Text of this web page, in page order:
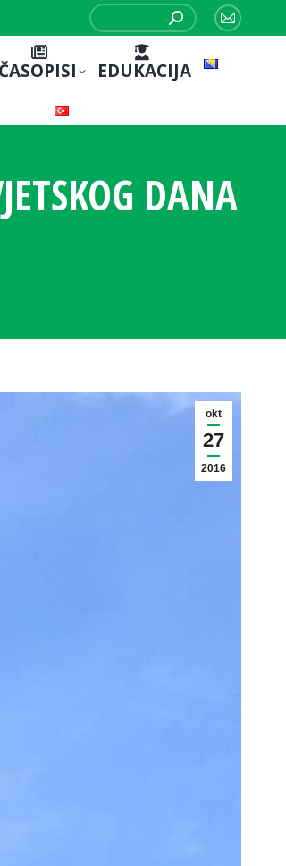
Search:
Mail
ČASOPISI EDUKACIJA
DANA
okt
27
2016